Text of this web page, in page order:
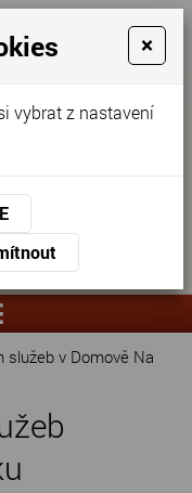
551
lysa.cz
služeb v Domově Na
×
vybrat z nastavení